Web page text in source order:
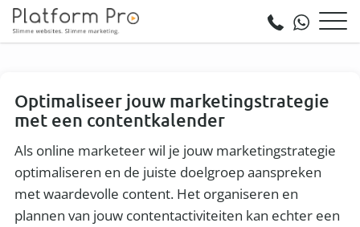
Optimaliseer jouw marketingstrategie
met een contentkalender
Als online marketeer wil je jouw marketingstrategie
optimaliseren en de juiste doelgroep aanspreken
met waardevolle content. Het organiseren en
plannen van jouw contentactiviteiten kan echter een